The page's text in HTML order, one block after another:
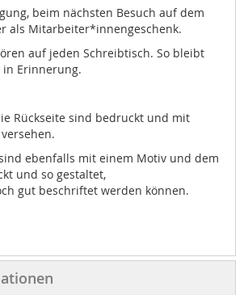
beim nächsten Besuch auf dem
als Mitarbeiter*innengeschenk.
auf jeden Schreibtisch. So bleibt
in Erinnerung.
Rückseite sind bedruckt und mit
ebenfalls mit einem Motiv und dem
und so gestaltet,
gut beschriftet werden können.